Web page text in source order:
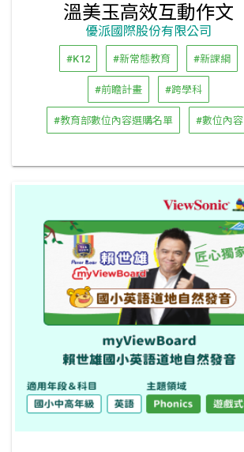
溫美玉高效互動作文
優派國際股份有限公司
#K12 #新常態教育 #新課綱
#前瞻計畫 #跨學科
#教育部數位內容選購名單 #數位內容